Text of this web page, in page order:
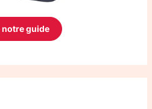
notre guide